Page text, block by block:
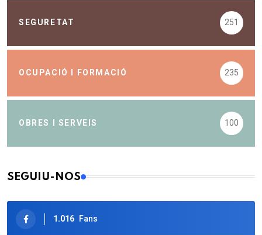
SEGURETAT 251
OCUPACIÓ I FORMACIÓ 235
OBRES I SERVEIS 100
SEGUIU-NOS
1.016 Fans